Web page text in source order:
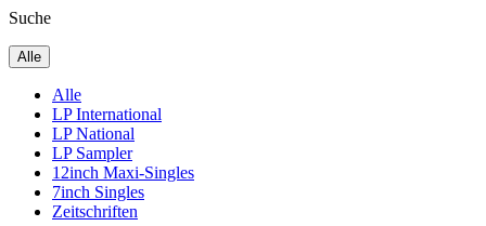
Suche
Alle
Alle
LP International
LP National
LP Sampler
12inch Maxi-Singles
7inch Singles
Zeitschriften